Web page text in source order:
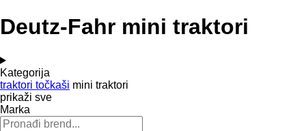
Deutz-Fahr mini traktori
Kategorija
traktori točkaši mini traktori
prikaži sve
Marka